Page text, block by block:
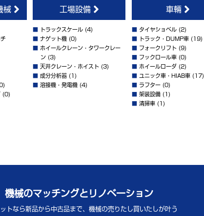
械
(0)
工場設備
トラックスケール (4)
ナゲット機 (0)
ホイールクレーン・タワークレー
ン (3)
天井クレーン・ホイスト (3)
成分分析器 (1)
溶接機・発電機 (4)
車輛
タイヤショベル(2)
トラック・DUMP車(19)
フォークリフト (9)
フックロール車(0)
ホイールローダ(2)
ユニック車・HIAB車(17)
ラフター(0)
架装設備(1)
清掃車(1)
機械のマッチングとリノベーション
トなら新品から中古品まで、 機械の売りたし買いたしが叶う